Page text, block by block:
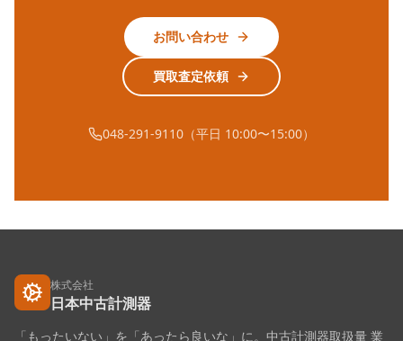
お問い合わせ
買取査定依頼
048-291-9110（平日 10:00〜15:00）
株式会社
日本中古計測器
「もったいない」を「あったら良いな」に。中古計測器取扱量 業